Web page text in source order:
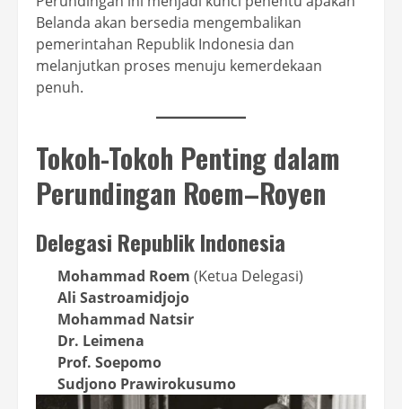
Belanda akan bersedia mengembalikan
pemerintahan Republik Indonesia dan
melanjutkan proses menuju kemerdekaan
penuh.
Tokoh-Tokoh Penting dalam
Perundingan Roem–Royen
Delegasi Republik Indonesia
Mohammad Roem (Ketua Delegasi)
Ali Sastroamidjojo
Mohammad Natsir
Dr. Leimena
Prof. Soepomo
Sudjono Prawirokusumo